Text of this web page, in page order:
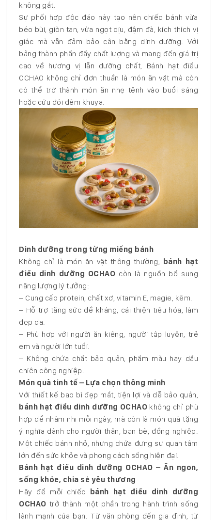
không gắt.
Sự phối hợp độc đáo này tạo nên chiếc bánh vừa
béo bùi, giòn tan, vừa ngọt dịu, đậm đà, kích thích vị
giác mà vẫn đảm bảo cân bằng dinh dưỡng. Với
bảng thành phần đầy chất lượng và mang đến giá trị
cao về hương vị lẫn dưỡng chất, Bánh hạt điều
OCHAO không chỉ đơn thuần là món ăn vặt mà còn
có thể trở thành món ăn nhẹ tênh vào buổi sáng
hoặc cứu đói đêm khuya.
Dinh dưỡng trong từng miếng bánh
Không chỉ là món ăn vặt thông thường, bánh hạt
điều dinh dưỡng OCHAO còn là nguồn bổ sung
năng lượng lý tưởng:
– Cung cấp protein, chất xơ, vitamin E, magie, kẽm.
– Hỗ trợ tăng sức đề kháng, cải thiện tiêu hóa, làm
đẹp da.
– Phù hợp với người ăn kiêng, người tập luyện, trẻ
em và người lớn tuổi.
– Không chứa chất bảo quản, phẩm màu hay dầu
chiên công nghiệp.
Món quà tinh tế – Lựa chọn thông minh
Với thiết kế bao bì đẹp mắt, tiện lợi và dễ bảo quản,
bánh hạt điều dinh dưỡng OCHAO không chỉ phù
hợp để nhâm nhi mỗi ngày, mà còn là món quà tặng
ý nghĩa dành cho người thân, bạn bè, đồng nghiệp.
Một chiếc bánh nhỏ, nhưng chứa đựng sự quan tâm
lớn đến sức khỏe và phong cách sống hiện đại.
Bánh hạt điều dinh dưỡng OCHAO – Ăn ngon,
sống khỏe, chia sẻ yêu thương
Hãy để mỗi chiếc bánh hạt điều dinh dưỡng
OCHAO trở thành một phần trong hành trình sống
lành mạnh của bạn. Từ văn phòng đến gia đình, từ